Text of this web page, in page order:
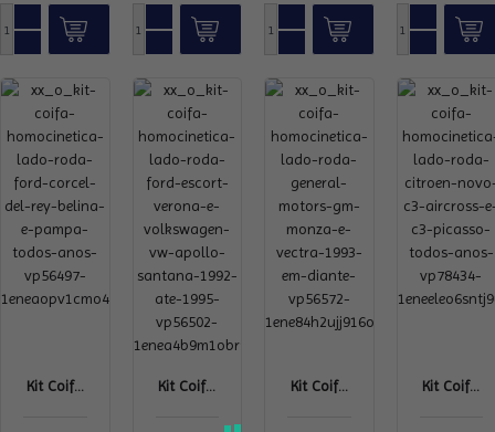
Kit Coif... Kit Coif... Kit Coif... Kit Coif...